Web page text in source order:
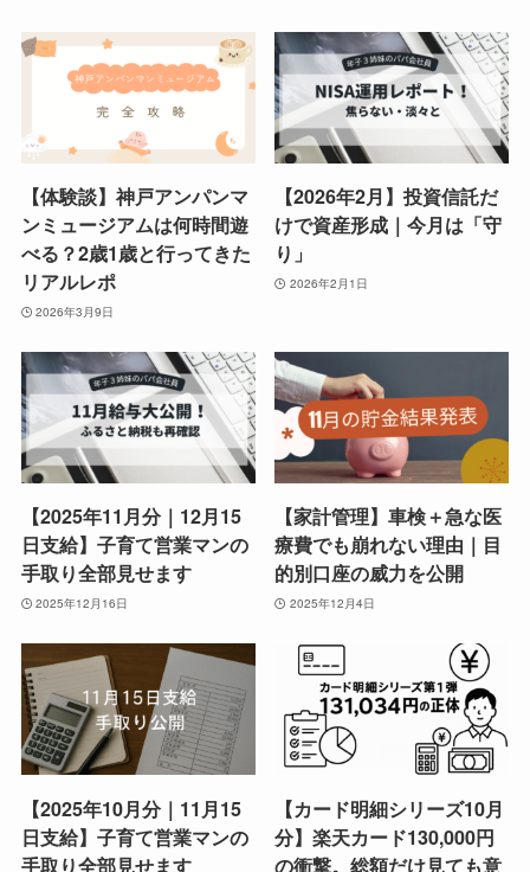
【体験談】神戸アンパンマ
ンミュージアムは何時間遊
べる？2歳1歳と行ってきた
リアルレポ
2026年3月9日
【2026年2月】投資信託だ
けで資産形成｜今月は「守
り」
2026年2月1日
【2025年11月分｜12月15
日支給】子育て営業マンの
手取り全部見せます
2025年12月16日
【家計管理】車検＋急な医
療費でも崩れない理由｜目
的別口座の威力を公開
2025年12月4日
【2025年10月分｜11月15
日支給】子育て営業マンの
手取り全部見せます
【カード明細シリーズ10月
分】楽天カード130,000円
の衝撃。総額だけ見ても意